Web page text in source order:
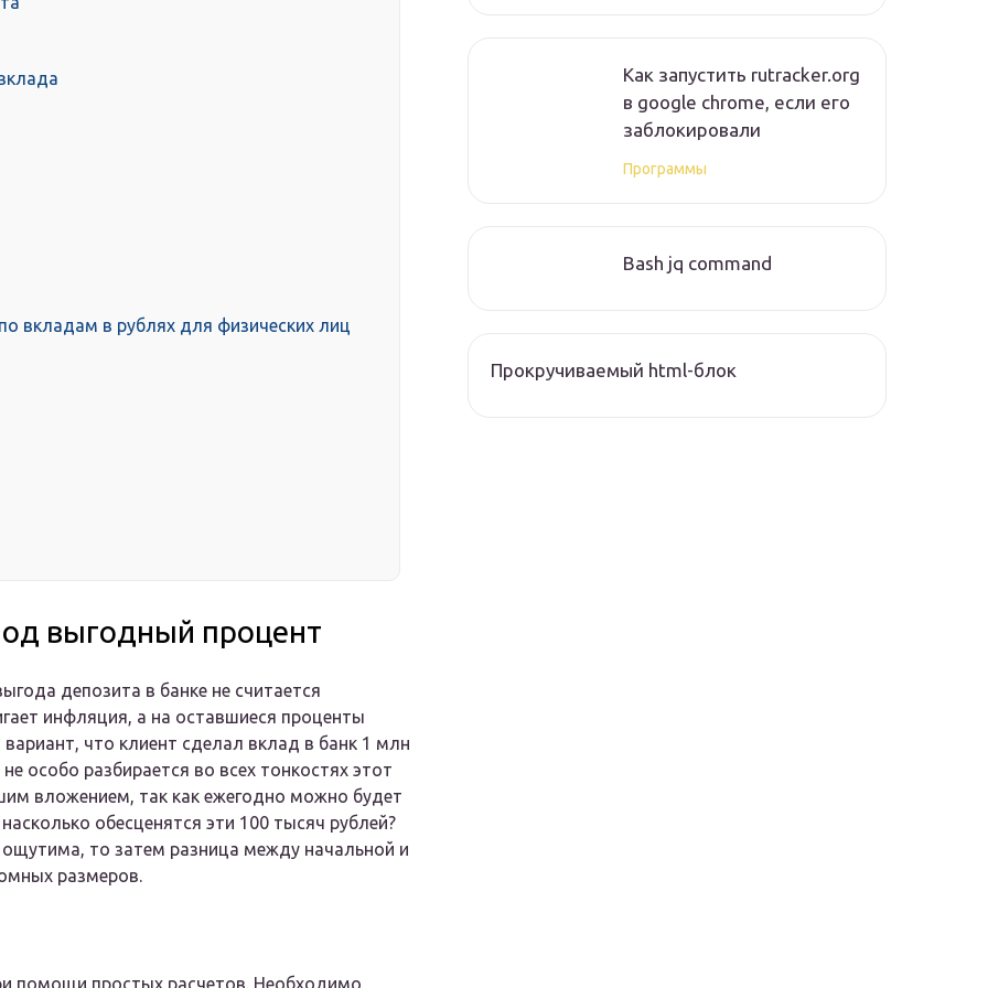
вкладам в рублях для физических лиц
выгодный процент
депозита в банке не считается
инфляция, а на оставшиеся проценты
что клиент сделал вклад в банк 1 млн
особо разбирается во всех тонкостях этот
вложением, так как ежегодно можно будет
обесценятся эти 100 тысяч рублей?
то затем разница между начальной и
размеров.
Как запустить rutracker.org
в google chrome, если его
заблокировали
Программы
Bash jq command
Прокручиваемый html-блок